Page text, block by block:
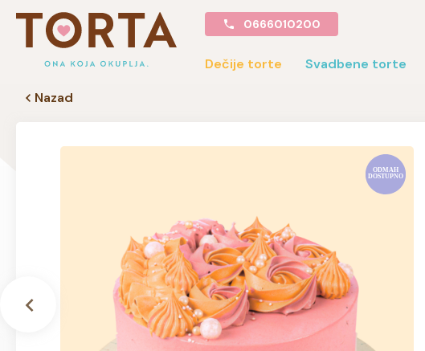
0666010200
Dečije torte Svadbene torte
Nazad